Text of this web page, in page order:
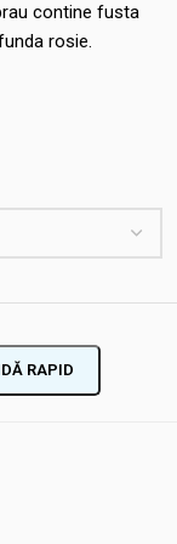
contine fusta
rosie.
RAPID